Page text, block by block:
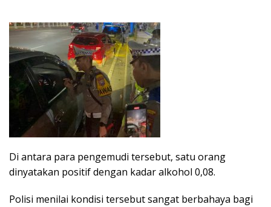
Di antara para pengemudi tersebut, satu orang
dinyatakan positif dengan kadar alkohol 0,08.
Polisi menilai kondisi tersebut sangat berbahaya bagi